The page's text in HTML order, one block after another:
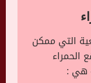
التي ممكن
الحمراء
هي :